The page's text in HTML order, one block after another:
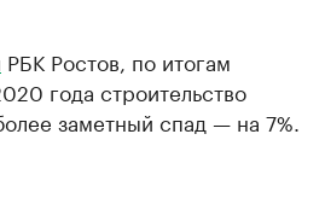
РБК Ростов, по итогам
года строительство
заметный спад — на 7%.